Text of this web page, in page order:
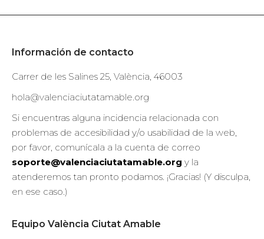
Información de contacto
Carrer de les Salines 25, València, 46003
hola@valenciaciutatamable.org
Si encuentras alguna incidencia relacionada con
problemas de accesibilidad y/o usabilidad de la web,
por favor, comunícala a la cuenta de correo
soporte@valenciaciutatamable.org y la
atenderemos tan pronto podamos. ¡Gracias! (Y disculpa,
en ese caso.)
Equipo València Ciutat Amable